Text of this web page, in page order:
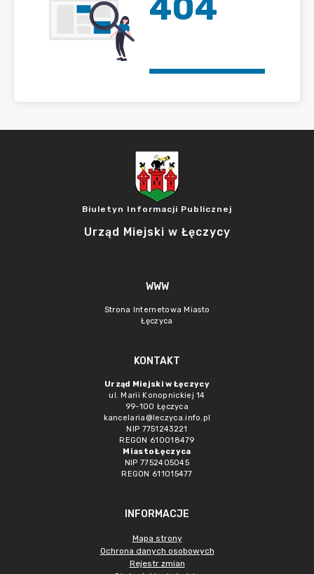
404
Biuletyn Informacji Publicznej
Urząd Miejski w Łęczycy
WWW
Strona Internetowa Miasto
Łęczyca
KONTAKT
Urząd Miejski w Łęczycy
ul. Marii Konopnickiej 14
99-100 Łęczyca
kancelaria@leczyca.info.pl
NIP 7751243221
REGON 610018479
Miasto Łęczyca
NIP 7752405045
REGON 611015477
INFORMACJE
Mapa strony
Ochrona danych osobowych
Rejestr zmian